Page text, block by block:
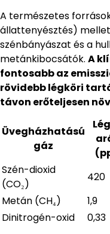
A természetes
állattenyésztés)
szénbányászat és a
metánkibocsátók. A
fontosabb az
rövidebb légköri
távon erőteljesen
Üvegházhatású
gáz
Szén-dioxid
(CO₂)
420
Metán (CH₄)
1,9
Dinitrogén-oxid
0,33